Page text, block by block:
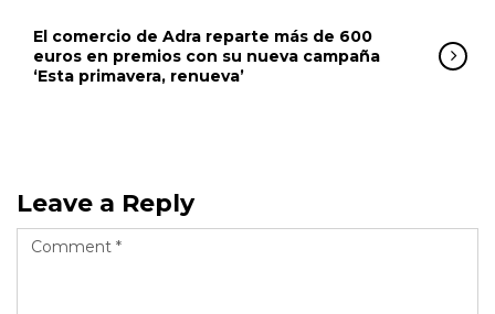
El comercio de Adra reparte más de 600
euros en premios con su nueva campaña
‘Esta primavera, renueva’
Leave a Reply